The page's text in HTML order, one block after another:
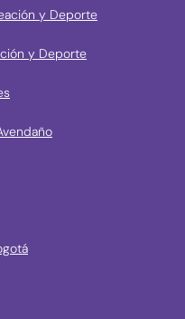
y Deporte
y Deporte